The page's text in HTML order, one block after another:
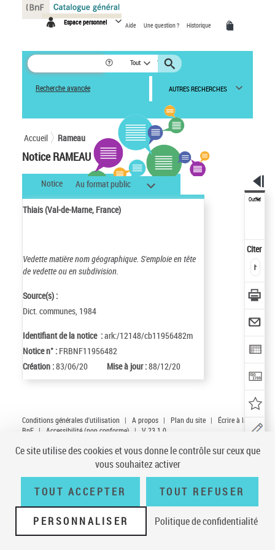
Espace personnel Aide Une question ? Historique
Tout
Recherche avancée AUTRES RECHERCHES
Accueil Rameau
Notice RAMEAU
Notice Au format public
Thiais (Val-de-Marne, France)
Vedette matière nom géographique. S'emploie en tête
de vedette ou en subdivision.
Source(s) :
Dict. communes, 1984
Identifiant de la notice :ark:/12148/cb11956482m
Notice n° : FRBNF11956482
Création :83/06/20 Mise à jour :88/12/20
Outils
Citer
Conditions générales d'utilisation | A propos | Plan du site |
Écrire à la
BnF | Accessibilité (non conforme) | V 23.1.0
Panneau de gestion des cookies
Ce site utilise des cookies et vous donne le contrôle sur ceux que
vous souhaitez activer
TOUT ACCEPTER TOUT REFUSER
PERSONNALISER Politique de confidentialité